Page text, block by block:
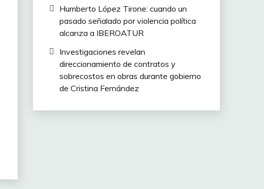
Humberto López Tirone: cuando un
pasado señalado por violencia política
alcanza a IBEROATUR
Investigaciones revelan
direccionamiento de contratos y
sobrecostos en obras durante gobierno
de Cristina Fernández